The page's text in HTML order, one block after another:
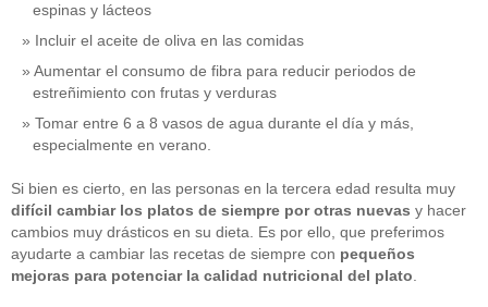
espinas y lácteos
Incluir el aceite de oliva en las comidas
Aumentar el consumo de fibra para reducir periodos de
estreñimiento con frutas y verduras
Tomar entre 6 a 8 vasos de agua durante el día y más,
especialmente en verano.
Si bien es cierto, en las personas en la tercera edad resulta muy
difícil cambiar los platos de siempre por otras nuevas y hacer
cambios muy drásticos en su dieta. Es por ello, que preferimos
ayudarte a cambiar las recetas de siempre con pequeños
mejoras para potenciar la calidad nutricional del plato